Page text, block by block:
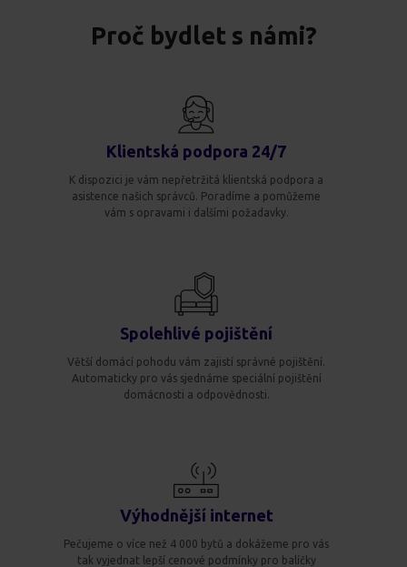
Proč bydlet s námi?
Klientská podpora 24/7
K dispozici je vám nepřetržitá klientská podpora a
asistence našich správců. Poradíme a pomůžeme
vám s opravami i dalšími požadavky.
Spolehlivé pojištění
Větší domácí pohodu vám zajistí správné pojištění.
Automaticky pro vás sjednáme speciální pojištění
domácnosti a odpovědnosti.
Výhodnější internet
Pečujeme o více než 4 000 bytů a dokážeme pro vás
tak vyjednat lepší cenové podmínky pro balíčky